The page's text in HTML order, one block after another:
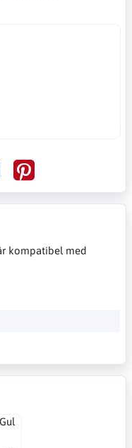
kompatibel med